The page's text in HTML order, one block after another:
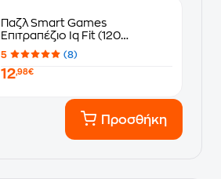
Παζλ Smart Games
Επιτραπέζιο Iq Fit (120
Challenges)
5 (8)
12,98€
Προσθήκη